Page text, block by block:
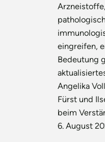
eingreifen,
Bedeutung
Angelika
Fürst und
beim
6. August